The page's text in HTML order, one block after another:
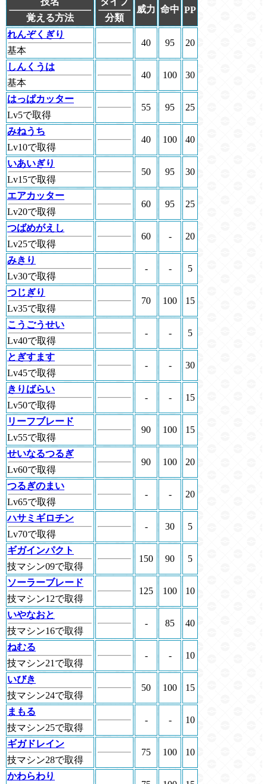
覚える方法
分類
威力 命中 PP
れんぞくぎり
基本
40 95 20
しんくうは
基本
40 100 30
はっぱカッター
Lv5で取得
55 95 25
みねうち
Lv10で取得
40 100 40
いあいぎり
Lv15で取得
50 95 30
エアカッター
Lv20で取得
60 95 25
つばめがえし
Lv25で取得
60 - 20
みきり
Lv30で取得
- - 5
つじぎり
Lv35で取得
70 100 15
こうごうせい
Lv40で取得
- - 5
とぎすます
Lv45で取得
- - 30
きりばらい
Lv50で取得
- - 15
リーフブレード
Lv55で取得
90 100 15
せいなるつるぎ
Lv60で取得
90 100 20
つるぎのまい
Lv65で取得
- - 20
ハサミギロチン
Lv70で取得
- 30 5
ギガインパクト
技マシン09で取得
150 90 5
ソーラーブレード
技マシン12で取得
125 100 10
いやなおと
技マシン16で取得
- 85 40
ねむる
技マシン21で取得
- - 10
いびき
技マシン24で取得
50 100 15
まもる
技マシン25で取得
- - 10
ギガドレイン
技マシン28で取得
75 100 10
かわらわり